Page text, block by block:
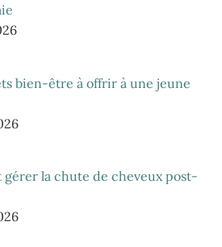
bien-être à offrir à une jeune
gérer la chute de cheveux post-